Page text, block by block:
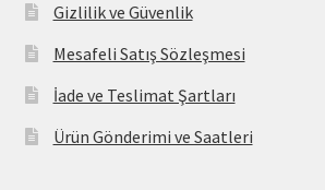
Gizlilik ve Güvenlik
Mesafeli Satış Sözleşmesi
İade ve Teslimat Şartları
Ürün Gönderimi ve Saatleri